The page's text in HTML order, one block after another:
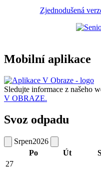
Zjednodušená
Mobilní aplikace
Sledujte informace z našeho
V OBRAZE.
Svoz odpadu
Srpen2026
Po
Út
27